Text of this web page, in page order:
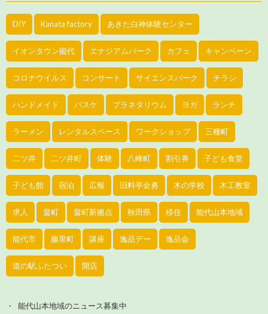
DIY Kanata factory あきた白神体験センター
イオンタウン能代 エナジアムパーク カフェ キャンペーン
コロナウイルス コンサート サイエンスパーク チラシ
ハンドメイド バスケ プラネタリウム ヨガ ランチ
ラーメン レンタルスペース ワークショップ 三種町
二ツ井 二ツ井町 体験 八峰町 割引券 子ども食堂
子ども館 宿泊 広報 旧料亭金勇 木の学校 木工教室
求人 畠町 畠町新拠点 秋田県 移住 能代山本地域
能代市 藤里町 講座 逸品デー 逸品会
道の駅ふたつい 開店
能代山本地域のニュース募集中